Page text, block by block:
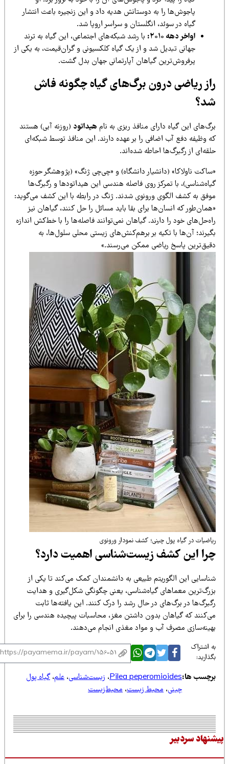
پاجوش‌ها را به دوستانش هدیه داد و این زنجیره باعث انتشار
گیاه در سوئد، انگلستان و سراسر اروپا شد.
اواخر دهه ۲۰۱۰:
با رشد شبکه‌های اجتماعی، این گیاه به ترند
جهانی تبدیل شد و از یک گیاه کلکسیونی و گران‌قیمت، به یکی از
پرفروش‌ترین گیاهان آپارتمانی جهان بدل گشت.
ریاضی درون برگ‌های گیاه چگونه فاش
این گیاه دارای منافذ ریزی به نامهیداتود(روزنه آبی) هستند
وظیفه دفع آب اضافی را بر عهده دارند. این منافذ توسط شبکه‌ای
از رگبرگ‌ها احاطه شده‌اند.
ناولاکا» (دانشیار دانشگاه) و «چی‌چی ژنگ» (پژوهشگر حوزه
با تمرکز روی فاصله هندسی این هیداتودها و رگبرگ‌ها
به کشف الگوی ورونوی شدند. ژنگ در رابطه با این کشف می‌گوید:
که انسان‌ها برای بقا باید مسائل را حل کنند، گیاهان نیز
خود را دارند. گیاهان نمی‌توانند فاصله‌ها را با خط‌کش اندازه
آن‌ها با تکیه بر برهم‌کنش‌های زیستی محلی سلول‌ها، به
پاسخ ریاضی ممکن می‌رسند.»
در گیاه پول چینی؛ کشف نمودار ورونوی
این کشفزیست‌شناسیاهمیت دارد؟
این الگوریتم طبیعی به دانشمندان کمک می‌کند تا یکی از
معماهای گیاه‌شناسی، یعنی چگونگی شکل‌گیری و هدایت
در برگ‌های در حال رشد را درک کنند. این یافته‌ها ثابت
که گیاهان بدون داشتن مغز، محاسبات پیچیده هندسی را برای
مصرف آب و مواد مغذی انجام می‌دهند.
اشتراک
ها:Pilea peperomioides،زیست‌شناسی،علم، گیاه پول
،محیط زیست،محیط‌زیست
سردبیر